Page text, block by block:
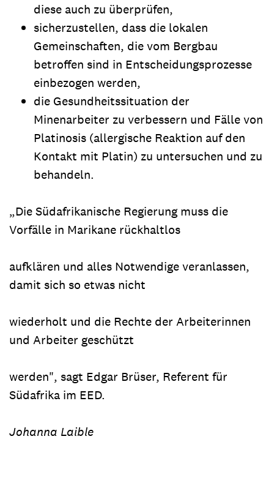
diese auch zu überprüfen,
sicherzustellen, dass die lokalen
Gemeinschaften, die vom Bergbau
betroffen sind in Entscheidungsprozesse
einbezogen werden,
die Gesundheitssituation der
Minenarbeiter zu verbessern und Fälle von
Platinosis (allergische Reaktion auf den
Kontakt mit Platin) zu untersuchen und zu
behandeln.
„Die Südafrikanische Regierung muss die
Vorfälle in Marikane rückhaltlos
aufklären und alles Notwendige veranlassen,
damit sich so etwas nicht
wiederholt und die Rechte der Arbeiterinnen
und Arbeiter geschützt
werden", sagt Edgar Brüser, Referent für
Südafrika im EED.
Johanna Laible